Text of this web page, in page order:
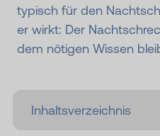
typisch für den
er wirkt: Der
dem nötigen Wissen